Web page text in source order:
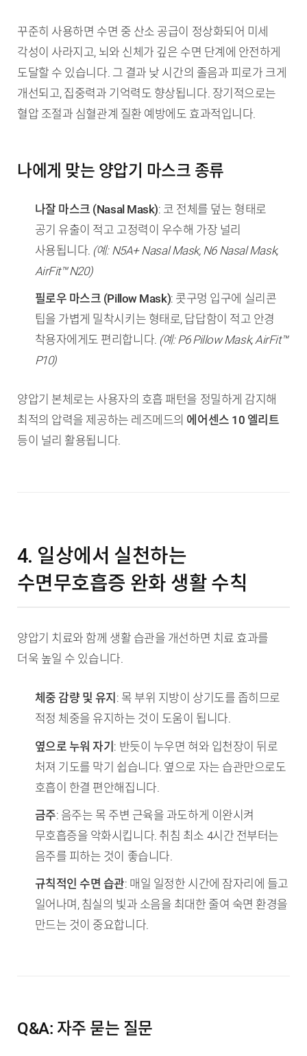
꾸준히 사용하면 수면 중 산소 공급이 정상화되어 미세
각성이 사라지고, 뇌와 신체가 깊은 수면 단계에 안전하게
도달할 수 있습니다. 그 결과 낮 시간의 졸음과 피로가 크게
개선되고, 집중력과 기억력도 향상됩니다. 장기적으로는
혈압 조절과 심혈관계 질환 예방에도 효과적입니다.
나에게 맞는 양압기 마스크 종류
나잘 마스크 (Nasal Mask): 코 전체를 덮는 형태로
공기 유출이 적고 고정력이 우수해 가장 널리
사용됩니다. (예: N5A+ Nasal Mask, N6 Nasal Mask,
AirFit™ N20)
필로우 마스크 (Pillow Mask): 콧구멍 입구에 실리콘
팁을 가볍게 밀착시키는 형태로, 답답함이 적고 안경
착용자에게도 편리합니다. (예: P6 Pillow Mask, AirFit™
P10)
양압기 본체로는 사용자의 호흡 패턴을 정밀하게 감지해
최적의 압력을 제공하는 레즈메드의 에어센스 10 엘리트
등이 널리 활용됩니다.
4. 일상에서 실천하는
수면무호흡증 완화 생활 수칙
양압기 치료와 함께 생활 습관을 개선하면 치료 효과를
더욱 높일 수 있습니다.
체중 감량 및 유지 : 목 부위 지방이 상기도를 좁히므로
적정 체중을 유지하는 것이 도움이 됩니다.
옆으로 누워 자기 : 반듯이 누우면 혀와 입천장이 뒤로
처져 기도를 막기 쉽습니다. 옆으로 자는 습관만으로도
호흡이 한결 편안해집니다.
금주: 음주는 목 주변 근육을 과도하게 이완시켜
무호흡증을 악화시킵니다. 취침 최소 4시간 전부터는
음주를 피하는 것이 좋습니다.
규칙적인 수면 습관: 매일 일정한 시간에 잠자리에 들고
일어나며, 침실의 빛과 소음을 최대한 줄여 숙면 환경을
만드는 것이 중요합니다.
Q&A: 자주 묻는 질문